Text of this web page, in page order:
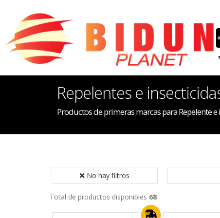
Repelentes e
Productos de primeras marcas para Repelente e
No hay filtros
Total de productos disponibles 68